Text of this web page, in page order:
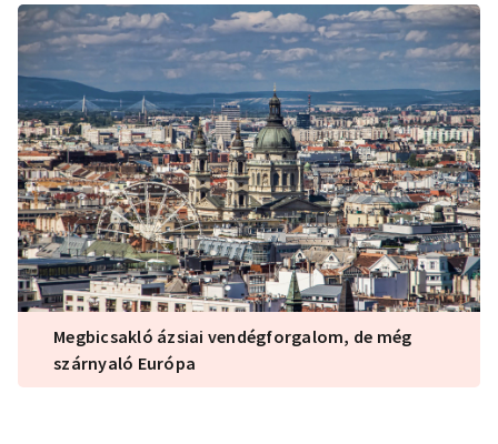
Megbicsakló ázsiai vendégforgalom, de még
szárnyaló Európa